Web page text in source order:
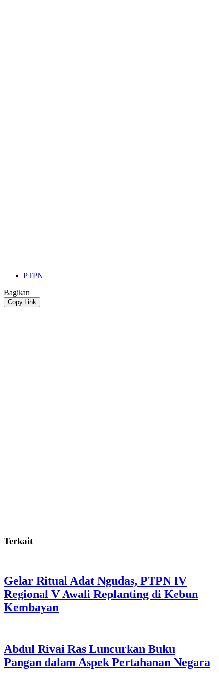
PTPN
Bagikan
Copy Link
Terkait
Gelar Ritual Adat Ngudas, PTPN IV
Regional V Awali Replanting di Kebun
Kembayan
Abdul Rivai Ras Luncurkan Buku
Pangan dalam Aspek Pertahanan Negara